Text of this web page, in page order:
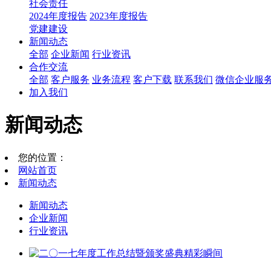
社会责任
2024年度报告 2023年度报告
党建建设
新闻动态
全部 企业新闻 行业资讯
合作交流
全部 客户服务 业务流程 客户下载 联系我们 微信企业服
加入我们
新闻动态
您的位置：
网站首页
新闻动态
新闻动态
企业新闻
行业资讯